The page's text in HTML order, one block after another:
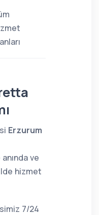
Erzurum
ve
hizmet
7/24